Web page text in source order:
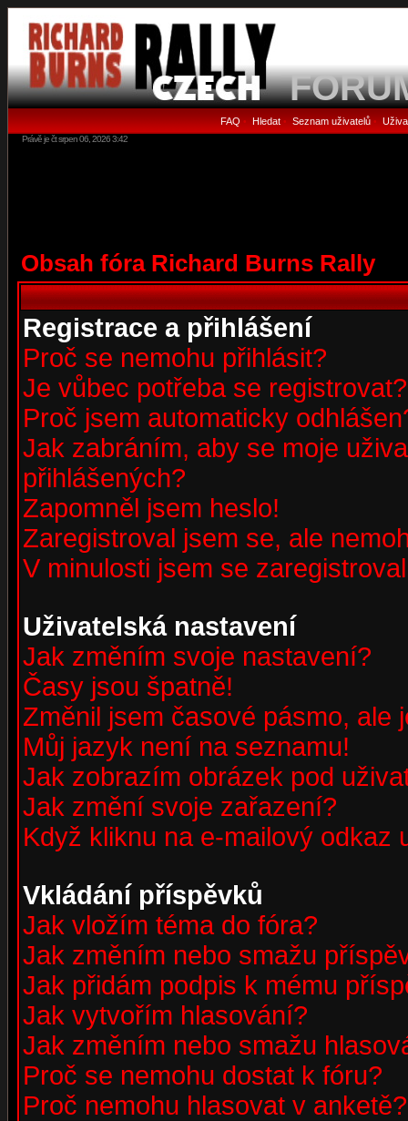
FAQ • Hledat• Seznam uživatelů•
Právě je čt srpen 06, 2026 3:42
Obsah fóra Richard Burns Rally
Registrace a přihlášení
Proč se nemohu přihlásit?
Je vůbec potřeba se registrovat?
Proč jsem automaticky
Jak zabráním, aby se moje
přihlášených?
Zapomněl jsem heslo!
Zaregistroval jsem se, ale
V minulosti jsem se
Uživatelská nastavení
Jak změním svoje nastavení?
Časy jsou špatně!
Změnil jsem časové pásmo, ale
Můj jazyk není na seznamu!
Jak zobrazím obrázek pod
Jak změní svoje zařazení?
Když kliknu na e-mailový odkaz
Vkládání příspěvků
Jak vložím téma do fóra?
Jak změním nebo smažu
Jak přidám podpis k mému
Jak vytvořím hlasování?
Jak změním nebo smažu
Proč se nemohu dostat k fóru?
Proč nemohu hlasovat v anketě?